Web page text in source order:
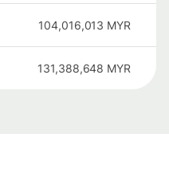
104,016,013 MYR
131,388,648 MYR